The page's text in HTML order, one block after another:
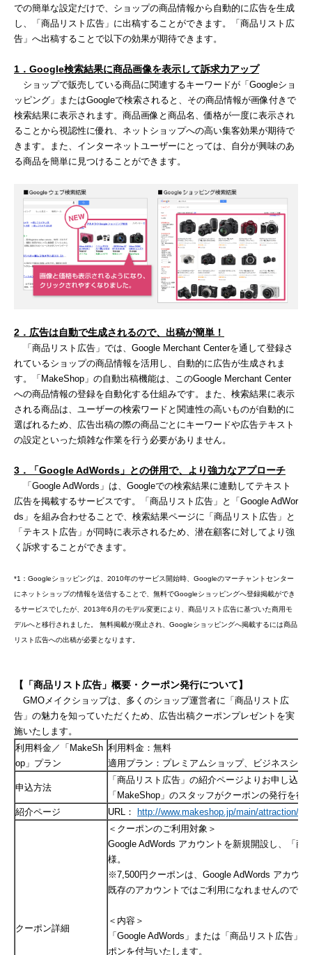
での簡単な設定だけで、ショップの商品情報から自動的に広告を生成
し、「商品リスト広告」に出稿することができます。「商品リスト広
告」へ出稿することで以下の効果が期待できます。
1 ． Google検索結果に商品画像を表示して訴求力アップ
ショップで販売している商品に関連するキーワードが「Googleショ
ッピング」またはGoogleで検索されると、その商品情報が画像付きで
検索結果に表示されます。商品画像と商品名、価格が一度に表示され
ることから視認性に優れ、ネットショップへの高い集客効果が期待で
きます。また、インターネットユーザーにとっては、自分が興味のあ
る商品を簡単に見つけることができます。
2 ．広告は自動で生成されるので、出稿が簡単！
「商品リスト広告」では、Google Merchant Centerを通して登録さ
れているショップの商品情報を活用し、自動的に広告が生成されま
す。「MakeShop」の自動出稿機能は、このGoogle Merchant Center
への商品情報の登録を自動化する仕組みです。また、検索結果に表示
される商品は、ユーザーの検索ワードと関連性の高いものが自動的に
選ばれるため、広告出稿の際の商品ごとにキーワードや広告テキスト
の設定といった煩雑な作業を行う必要がありません。
3 ．「Google AdWords 」との併用で、より強力なアプローチ
「Google AdWords」は、Googleでの検索結果に連動してテキスト
広告を掲載するサービスです。「商品リスト広告」と「Google AdWor
ds」を組み合わせることで、検索結果ページに「商品リスト広告」と
「テキスト広告」が同時に表示されるため、潜在顧客に対してより強
く訴求することができます。
*1：Googleショッピングは、2010年のサービス開始時、Googleのマーチャントセンター
にネットショップの情報を送信することで、無料でGoogleショッピングへ登録掲載ができ
るサービスでしたが、2013年6月のモデル変更により、商品リスト広告に基づいた商用モ
デルへと移行されました。 無料掲載が廃止され、Googleショッピングへ掲載するには商品
リスト広告への出稿が必要となります。
【「商品リスト広告」概要・クーポン発行について】
GMOメイクショップは、多くのショップ運営者に「商品リスト広
告」の魅力を知っていただくため、広告出稿クーポンプレゼントを実
施いたします。
利用料金／「MakeSh
op」プラン
利用料金：無料
適用プラン：プレミアムショップ、ビジネスショ
申込方法
「商品リスト広告」の紹介ページよりお申し込み
「MakeShop」のスタッフがクーポンの発行を行
紹介ページ
URL： http://www.makeshop.jp/main/attraction/
クーポン詳細
＜クーポンのご利用対象＞
Google AdWords アカウントを新規開設し、「商
様。
※7,500円クーポンは、Google AdWords アカウ
既存のアカウントではご利用になれませんのでご
＜内容＞
「Google AdWords」または「商品リスト広告」
ポンを付与いたします。